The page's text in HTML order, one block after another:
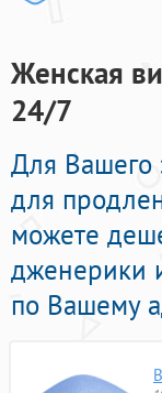
Женская
24/7
Для Вашего
для
можете
дженерики
по Вашему